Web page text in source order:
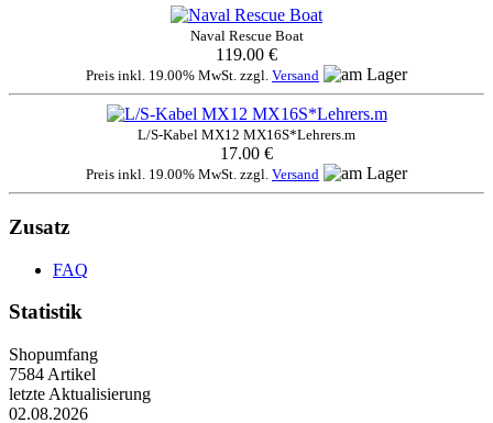
Naval Rescue Boat
119.00 €
Preis inkl. 19.00% MwSt. zzgl. Versand
L/S-Kabel MX12 MX16S*Lehrers.m
17.00 €
Preis inkl. 19.00% MwSt. zzgl. Versand
Zusatz
FAQ
Statistik
Shopumfang
7584 Artikel
letzte Aktualisierung
02.08.2026